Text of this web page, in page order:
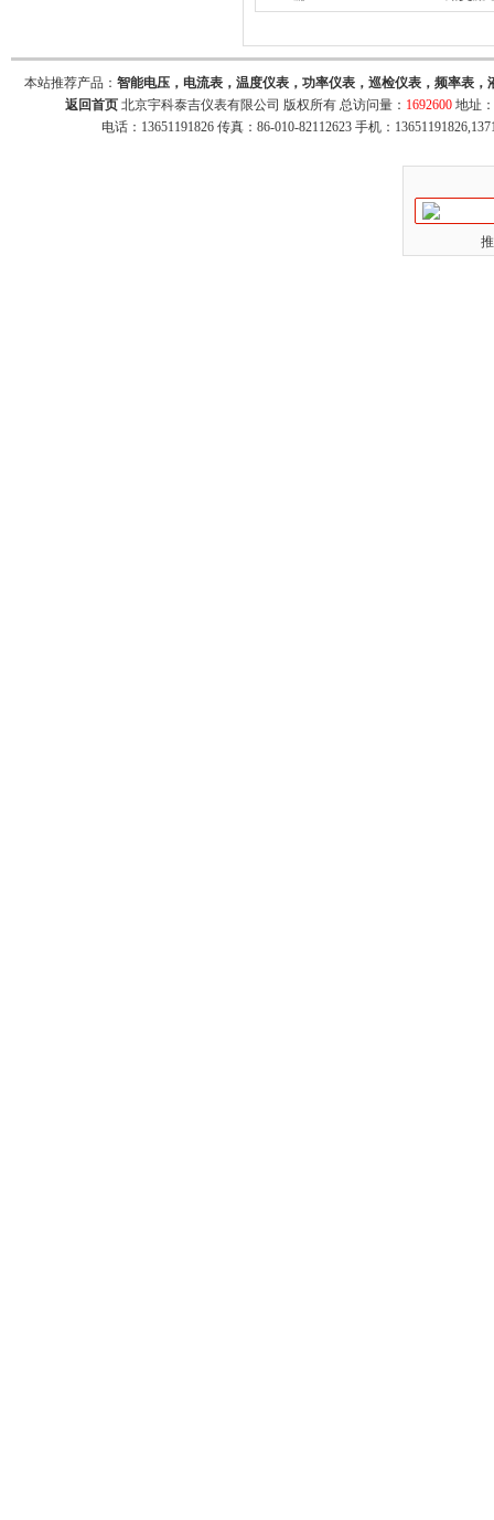
本站推荐产品： 智能电压，电流表，温度仪表，功率仪表，巡检仪表，频率表
返回首页 北京宇科泰吉仪表有限公司 版权所有 总访问量： 1692600 地址
电话：13651191826 传真：86-010-82112623 手机：